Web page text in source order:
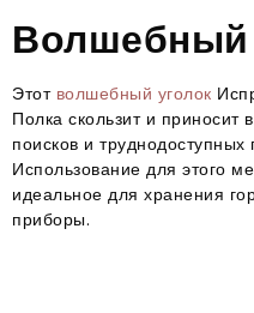
Волшебный
Этот волшебный уголок
Полка скользит и приносит
поисков и
Использование для этого
идеальное для хранения
приборы.